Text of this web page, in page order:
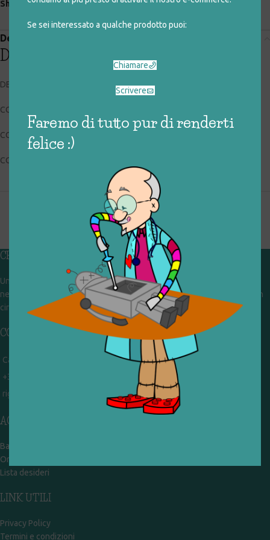
Se sei interessato a qualche prodotto puoi:
Chiamare
Scrivere
Faremo di tutto pur di renderti
felice :)
Share:
Descrizione
Descrizione
DE AGOSTINI
CODICE RIGIOCATTOLO: 027_2_017
CONDIZIONI: non usato
COLLOCAZIONE: EXP
CHI SIAMO
Un gruppo di volontari che sognano di diventare un centro del riuso e
nel frattempo ricevono in dono giocattoli, li riparano e li reimmettono in
circolazione. Operiamo per un'economia civile, circolare e sostenibile.
CONTATTI
Campobasso - via Garibaldi 51
+39 328 767 9587
rigiocattolocb@gmail.com
ACCOUNT
Bacheca
Ordini
Lista desideri
LINK UTILI
Privacy Policy
Termini e condizioni